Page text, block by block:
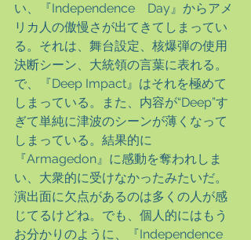
い、『Independence　Day』からアメ
リカ人の傲慢さが出てきてしまってい
る。それは、舞台設定、核爆弾の使用
決断シーン、大統領の言葉に表れる。
で、『Deep Impact』はそれを極めて
しまっている。また、内容が“Deep”す
ぎて単純に津波のシーンが薄くなって
しまっている。結果的に
『Armagedon』に感動を奪われしま
い、大衆的に受けなかったみたいだ。
演出面に欠点があるのは多くの人が感
じてるけどね。でも、個人的にはもう
お分かりのように、『Independence